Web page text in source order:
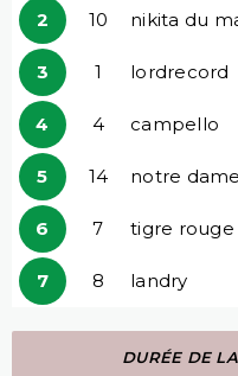
2 10 nikita du
3 1 lordrecord
4 4 campello
5 14 notre
6 7 tigre rouge
7 8 landry
DURÉE DE